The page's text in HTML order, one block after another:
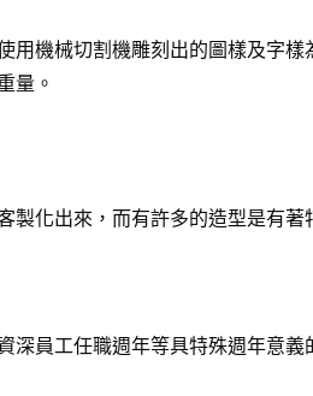
機械切割機雕刻出的圖樣及字
量。
化出來，而有許多的造型是有
員工任職週年等具特殊週年意義